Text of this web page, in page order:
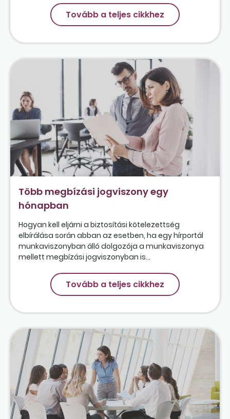
Tovább a teljes cikkhez
Több megbízási jogviszony egy
hónapban
Hogyan kell eljárni a biztosítási kötelezettség
elbírálása során abban az esetben, ha egy hírportál
munkaviszonyban álló dolgozója a munkaviszonya
mellett megbízási jogviszonyban is...
Tovább a teljes cikkhez